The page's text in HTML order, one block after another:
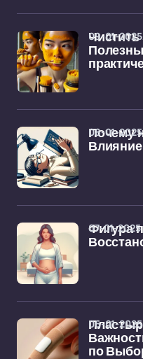
Чистить
09-01-2025
Почему
Влияние
08-01-2025
Фигура
07-01-2025
по
06-01-2025